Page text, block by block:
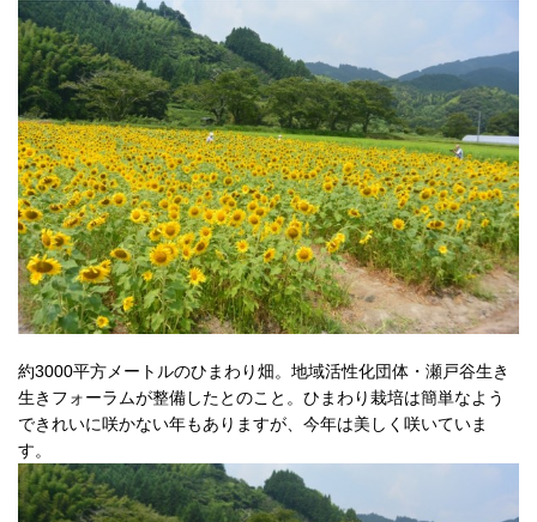
約3000平方メートルのひまわり畑。地域活性化団体・瀬戸谷生き
生きフォーラムが整備したとのこと。ひまわり栽培は簡単なよう
できれいに咲かない年もありますが、今年は美しく咲いていま
す。